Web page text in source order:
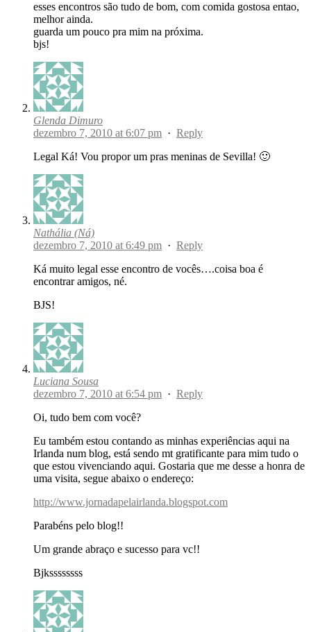
esses encontros são tudo de bom, com comida gostosa entao,
melhor ainda.
guarda um pouco pra mim na próxima.
bjs!
Glenda Dimuro
dezembro 7, 2010 at 6:07 pm · Reply
Legal Ká! Vou propor um pras meninas de Sevilla! 🙂
Nathália (Ná)
dezembro 7, 2010 at 6:49 pm · Reply
Ká muito legal esse encontro de vocês….coisa boa é
encontrar amigos, né.
BJS!
Luciana Sousa
dezembro 7, 2010 at 6:54 pm · Reply
Oi, tudo bem com você?
Eu também estou contando as minhas experiências aqui na
Irlanda num blog, está sendo mt gratificante para mim tudo o
que estou vivenciando aqui. Gostaria que me desse a honra de
uma visita, segue abaixo o endereço:
http://www.jornadapelairlanda.blogspot.com
Parabéns pelo blog!!
Um grande abraço e sucesso para vc!!
Bjkssssssss